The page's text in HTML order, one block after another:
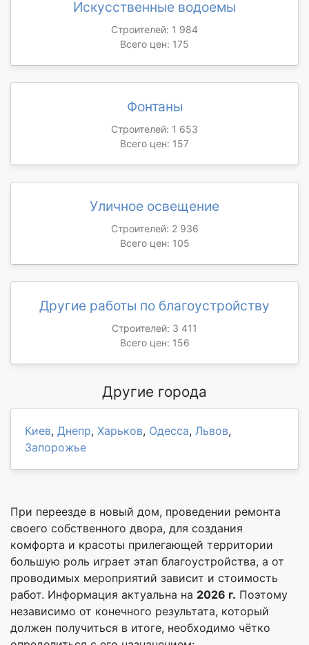
Искусственные водоемы
Строителей: 1 984
Всего цен: 175
Фонтаны
Строителей: 1 653
Всего цен: 157
Уличное освещение
Строителей: 2 936
Всего цен: 105
Другие работы по благоустройству
Строителей: 3 411
Всего цен: 156
Другие города
Киев, Днепр, Харьков, Одесса, Львов,
Запорожье
При переезде в новый дом, проведении ремонта
своего собственного двора, для создания
комфорта и красоты прилегающей территории
большую роль играет этап благоустройства, а от
проводимых мероприятий зависит и стоимость
работ. Информация актуальна на 2026 г. Поэтому
независимо от конечного результата, который
должен получиться в итоге, необходимо чётко